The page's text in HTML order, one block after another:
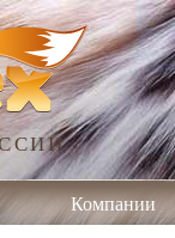
Компании